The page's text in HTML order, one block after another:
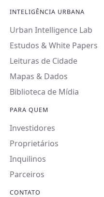
INTELIGÊNCIA URBANA
Urban Intelligence Lab
Estudos & White Papers
Leituras de Cidade
Mapas & Dados
Biblioteca de Mídia
PARA QUEM
Investidores
Proprietários
Inquilinos
Parceiros
CONTATO